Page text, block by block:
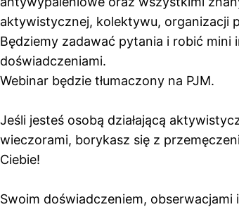
aktywistycznej, kolektywu, organizacji
Będziemy zadawać pytania i robić
doświadczeniami.
Webinar będzie tłumaczony na PJM.
Jeśli jesteś osobą działającą
wieczorami, borykasz się z
Ciebie!
Swoim doświadczeniem,